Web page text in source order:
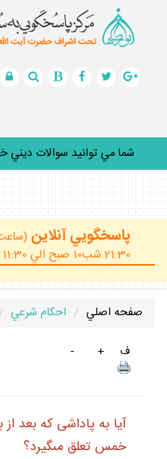
شما مي توانيد سوالات ديني خود را به
پاسخگويي آنلاين
21:30 شب10 صبح الي 11:30 ظهر)
صفحه اصلي احكام شرعي
ف
+
-
آيا به پاداشى كه بعد
خمس تعلق مى‏گيرد؟